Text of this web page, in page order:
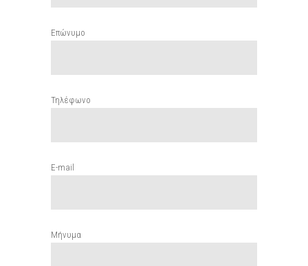
Επώνυμο
Τηλέφωνο
E-mail
Μήνυμα